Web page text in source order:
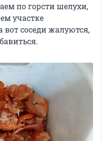
по горсти шелухи,
участке
вот соседи жалуются,